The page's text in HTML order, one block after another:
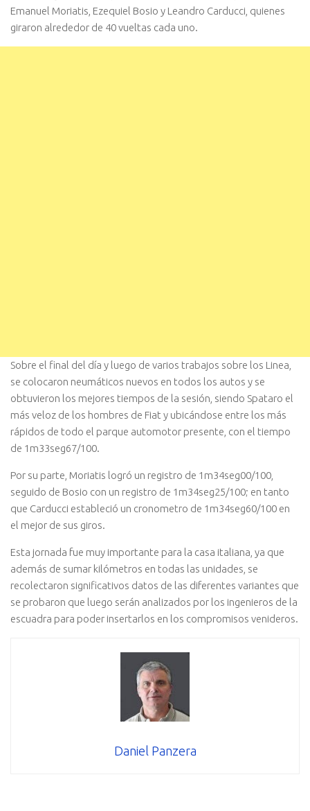
Emanuel Moriatis, Ezequiel Bosio y Leandro Carducci, quienes
giraron alrededor de 40 vueltas cada uno.
Sobre el final del día y luego de varios trabajos sobre los Linea,
se colocaron neumáticos nuevos en todos los autos y se
obtuvieron los mejores tiempos de la sesión, siendo Spataro el
más veloz de los hombres de Fiat y ubicándose entre los más
rápidos de todo el parque automotor presente, con el tiempo
de 1m33seg67/100.
Por su parte, Moriatis logró un registro de 1m34seg00/100,
seguido de Bosio con un registro de 1m34seg25/100; en tanto
que Carducci estableció un cronometro de 1m34seg60/100 en
el mejor de sus giros.
Esta jornada fue muy importante para la casa italiana, ya que
además de sumar kilómetros en todas las unidades, se
recolectaron significativos datos de las diferentes variantes que
se probaron que luego serán analizados por los ingenieros de la
escuadra para poder insertarlos en los compromisos venideros.
Daniel Panzera